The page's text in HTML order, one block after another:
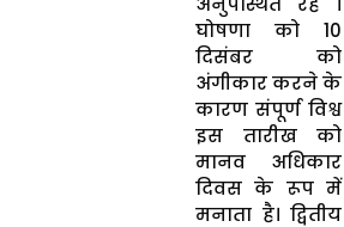
घोषणा को 10
दिसंबर को
अंगीकार करने के
कारण संपूर्ण विश्व
इस तारीख को
मानव अधिकार
दिवस के रूप में
मनाता है। द्वितीय